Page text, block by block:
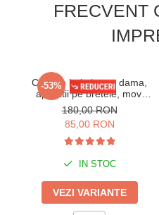
FRECVENT
-53%
Costum baie intreg dama,
aplicatii pe bretele, mov,
dama, Love's Secret
180,00 RON
85,00 RON
IN STOC
VEZI VARIANTE